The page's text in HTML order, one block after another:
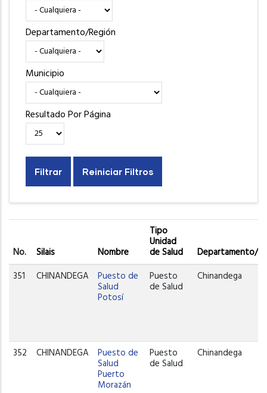
Departamento/Región
Municipio
Resultado Por Página
No. Silais Nombre
Tipo
Unidad
de Salud
Departamento/
351
CHINANDEGA Puesto de
Salud
Potosí
Puesto
de Salud
Chinandega
352 CHINANDEGA Puesto de
Salud
Puerto
Morazán
Puesto
de Salud
Chinandega